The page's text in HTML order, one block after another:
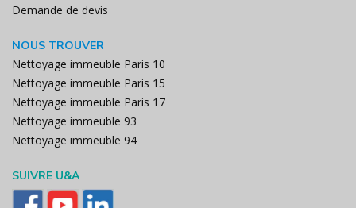
Demande de devis
NOUS TROUVER
Nettoyage immeuble Paris 10
Nettoyage immeuble Paris 15
Nettoyage immeuble Paris 17
Nettoyage immeuble 93
Nettoyage immeuble 94
SUIVRE U&A